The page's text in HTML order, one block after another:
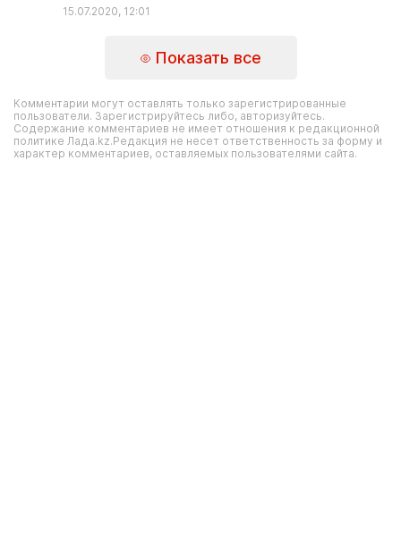
15.07.2020, 12:01
Показать все
Комментарии могут оставлять только зарегистрированные
пользователи. Зарегистрируйтесь либо, авторизуйтесь.
Содержание комментариев не имеет отношения к редакционной
политике Лада.kz.Редакция не несет ответственность за форму и
характер комментариев, оставляемых пользователями сайта.